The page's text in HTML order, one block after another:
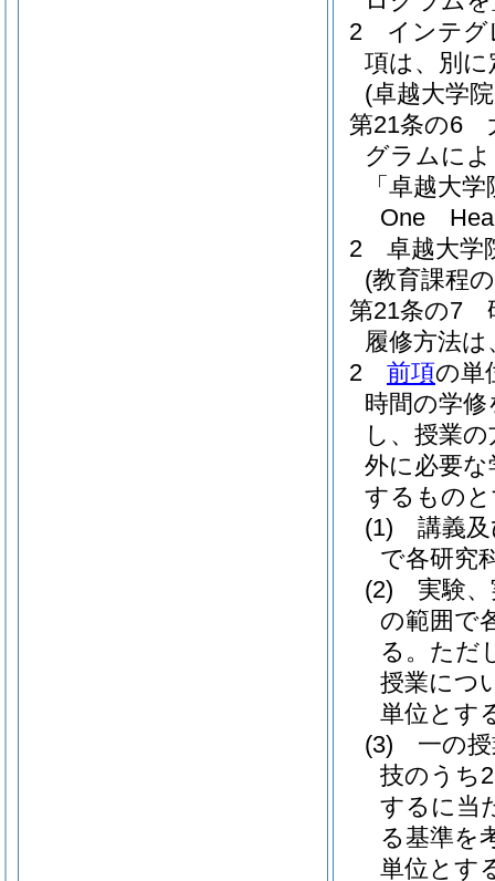
2
インテ
項は、別
(卓越大学
第21条の6
グラムに
「卓越大
One
2
卓越大学
(教育課程
第21条の7
履修方法
2
前項の単
時間の学
し、授業
外に必要
するもの
(1)
講義
で各研究
(2)
実験
の範囲で
る。 ただ
授業につ
単位とす
(3)
一の
技のうち
するに当
る基準を
単位とす